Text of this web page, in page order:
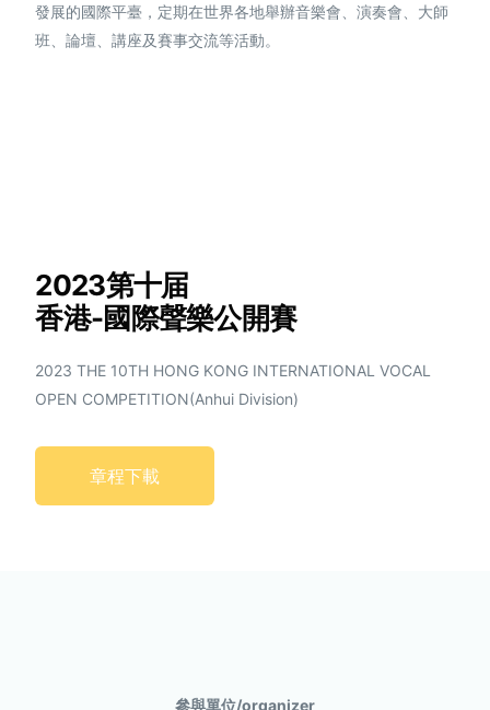
發展的國際平臺，定期在世界各地舉辦音樂會、演奏會、大師
班、論壇、講座及賽事交流等活動。
2023第十届
香港-國際聲樂公開賽
2023 THE 10TH HONG KONG INTERNATIONAL VOCAL
OPEN COMPETITION(Anhui Division)
章程下載
參與單位/organizer